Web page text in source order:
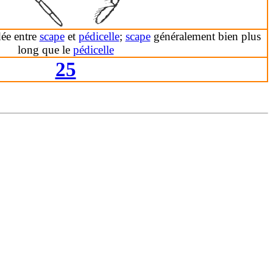
entre scapeet pédicelle; scapegénéralement bien plus
long que le pédicelle
25